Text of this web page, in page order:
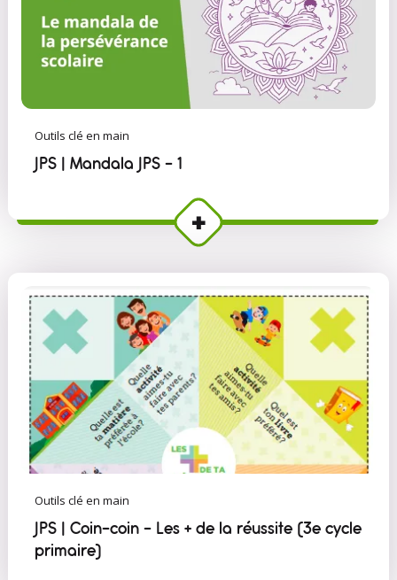
Outils clé en main
JPS | Mandala JPS - 1
Outils clé en main
JPS | Coin-coin - Les + de la réussite (3e cycle
primaire)